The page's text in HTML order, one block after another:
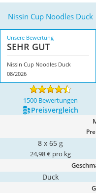
Nissin Cup Noodles Duck
Unsere Bewertung
SEHR GUT
Nissin Cup Noodles Duck
08/2026
1500 Bewertungen
Preis­vergleich
8 x 65 g
24,98 € pro kg
Duck